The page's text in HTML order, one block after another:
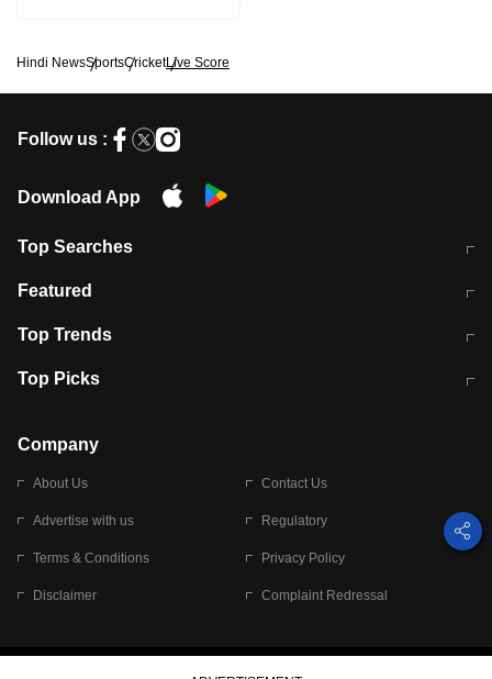
Hindi NewsSportsCricketLive Score
Follow us :
Download App
Top Searches
भरत तिवारी कथित एनकाउंटर मामले में बड़ी
Featured
स्पेन में प्रवासियों का सैलाब! मोरक्को से
Top Trends
RBI का नया नियम: अब बैंकों को अपनी सभी
Top Picks
बारिश की चेतावनी
Company
About Us Contact Us
Advertise with us Regulatory
Terms & Conditions Privacy Policy
Disclaimer Complaint Redressal